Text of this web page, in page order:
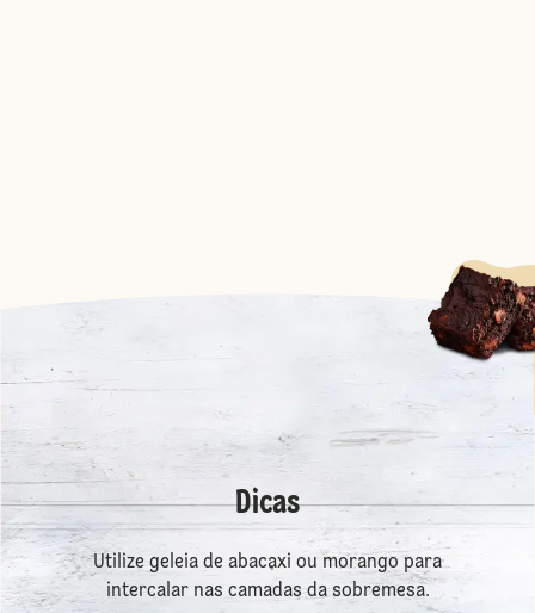
Dicas
Utilize geleia de abacaxi ou morango para
intercalar nas camadas da sobremesa.